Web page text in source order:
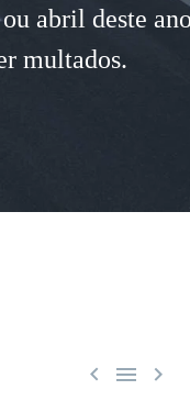
abril deste
multados.
  